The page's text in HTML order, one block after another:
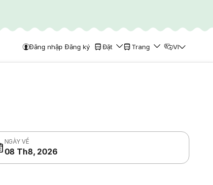
Đăng nhập Đăng ký Đặt Trang VI
NGÀY VỀ
08 Th8, 2026